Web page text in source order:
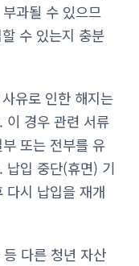
과될 수 있으므
수 있는지 충분
유로 인한 해지는
이 경우 관련 서류
또는 전부를 유
납입 중단(휴면) 기
다시 납입을 재개
다른 청년 자산